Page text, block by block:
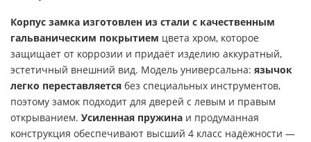
Корпус замка изготовлен из стали с качественным
гальваническим покрытием цвета хром, которое
защищает от коррозии и придаёт изделию аккуратный,
эстетичный внешний вид. Модель универсальна: язычок
легко переставляется без специальных инструментов,
поэтому замок подходит для дверей с левым и правым
открыванием. Усиленная пружина и продуманная
конструкция обеспечивают высший 4 класс надёжности —